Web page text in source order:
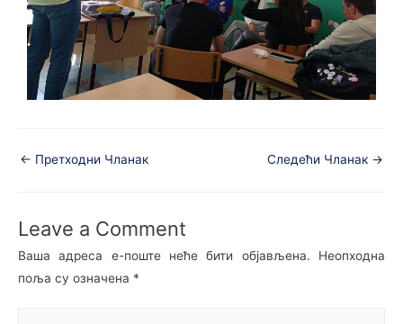
← Претходни Чланак Следећи Чланак →
Leave a Comment
Ваша адреса е-поште неће бити објављена. Неопходна
поља су означена *